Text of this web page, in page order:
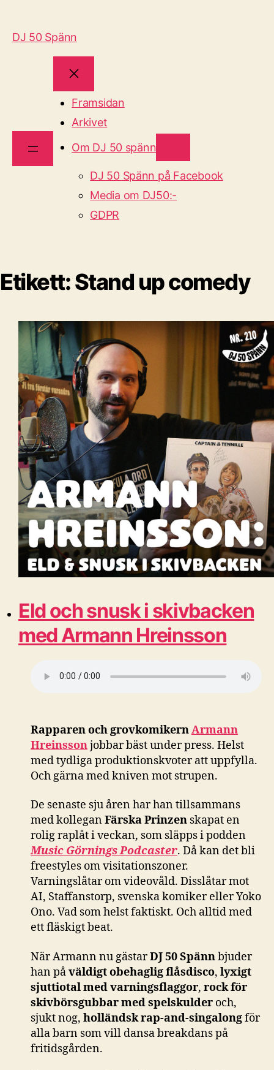
DJ 50 Spänn
Framsidan
Arkivet
Om DJ 50 spänn
DJ 50 Spänn på Facebook
Media om DJ50:-
GDPR
Etikett:Stand up comedy
Eld och snusk i skivbacken
med Armann Hreinsson
Rapparen och grovkomikernArmann
Hreinssonjobbar bäst under press. Helst
med tydliga produktionskvoter att uppfylla.
Och gärna med kniven mot strupen.
De senaste sju åren har han tillsammans
med kolleganFärska Prinzen skapat en
rolig raplåt i veckan, som släpps i podden
Music Görnings Podcaster. Då kan det bli
freestyles om visitationszoner.
Varningslåtar om videovåld. Disslåtar mot
AI, Staffanstorp, svenska komiker eller Yoko
Ono. Vad som helst faktiskt. Och alltid med
ett fläskigt beat.
När Armann nu gästarDJ 50 Spännbjuder
han påväldigt obehaglig flåsdisco, lyxigt
sjuttiotal med varningsflaggor, rock för
skivbörsgubbar med spelskulder och,
sjukt nog, holländsk rap-and-singalongför
alla barn som vill dansa breakdans på
fritidsgården.